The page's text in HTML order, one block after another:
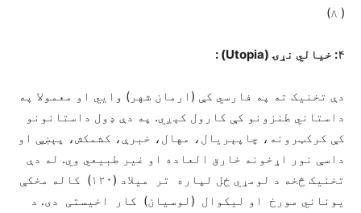
( ۸)
۴: خيالي نړۍ (Utopia) :
دې تخنيک ته په فارسي کې (ارمان شهر) وايي او معمولا په
داستاني طنزونو کې کارول کېږي. په دې ډول داستانونو
کې کرکټرونه، چاپېريال، مهال، خبرې، کشمکش، پېښې او
داسې نور اړخونه خارق العاده او غير طبيعي وي. له دې
تخنيک څخه د لومړي ځل لپاره تر ميلاد (۱۲۰) کاله مخکې
يوناني مورخ او ليکوال (لوسيان) کار اخيستی دی. د